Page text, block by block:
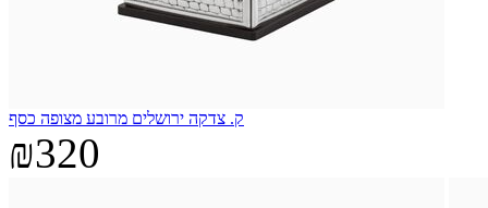
ק. צדקה ירושלים מרובע מצופה כסף
₪320